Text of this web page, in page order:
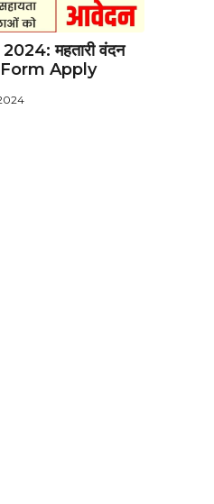
महतारी वंदन
Apply